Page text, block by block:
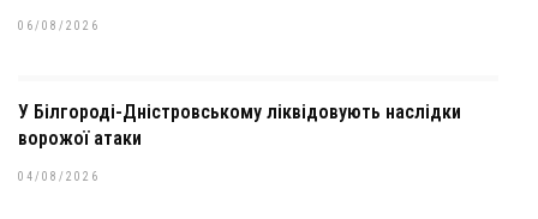
06/08/2026
У Білгороді-Дністровському ліквідовують наслідки
ворожої атаки
04/08/2026